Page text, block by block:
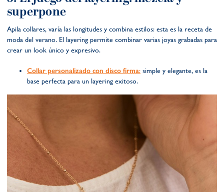
superpone
Apila collares, varía las longitudes y combina estilos: esta es la receta de
moda del verano. El layering permite combinar varias joyas grabadas para
crear un look único y expresivo.
Collar personalizado con disco firma: simple y elegante, es la
base perfecta para un layering exitoso.